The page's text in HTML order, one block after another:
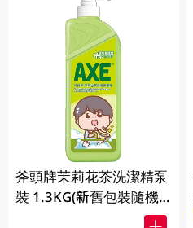
斧頭牌茉莉花茶洗潔精泵
裝 1.3KG(新舊包裝隨機